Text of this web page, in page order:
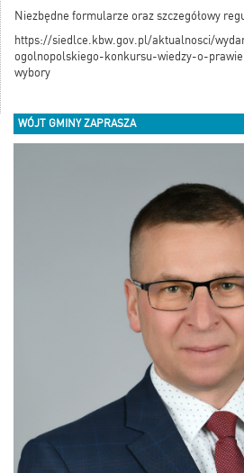
Niezbędne formularze oraz szczegółowy
https://siedlce.kbw.gov.pl/aktualnosci/
ogolnopolskiego-konkursu-wiedzy-o-
wybory
WÓJT GMINY ZAPRASZA